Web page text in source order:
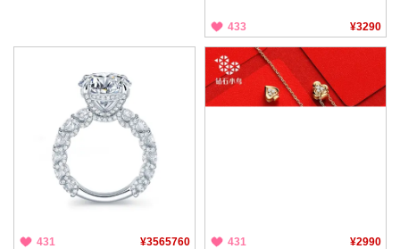
433 ¥3290
431 ¥3565760 431 ¥2990